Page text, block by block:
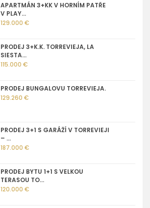
APARTMÁN 3+KK V HORNÍM PATŘE
V PLAY...
129.000 €
PRODEJ 3+K.K. TORREVIEJA, LA
SIESTA...
115.000 €
PRODEJ BUNGALOVU TORREVIEJA.
129.260 €
PRODEJ 3+1 S GARÁŽÍ V TORREVIEJI
– ...
187.000 €
PRODEJ BYTU 1+1 S VELKOU
TERASOU TO...
120.000 €